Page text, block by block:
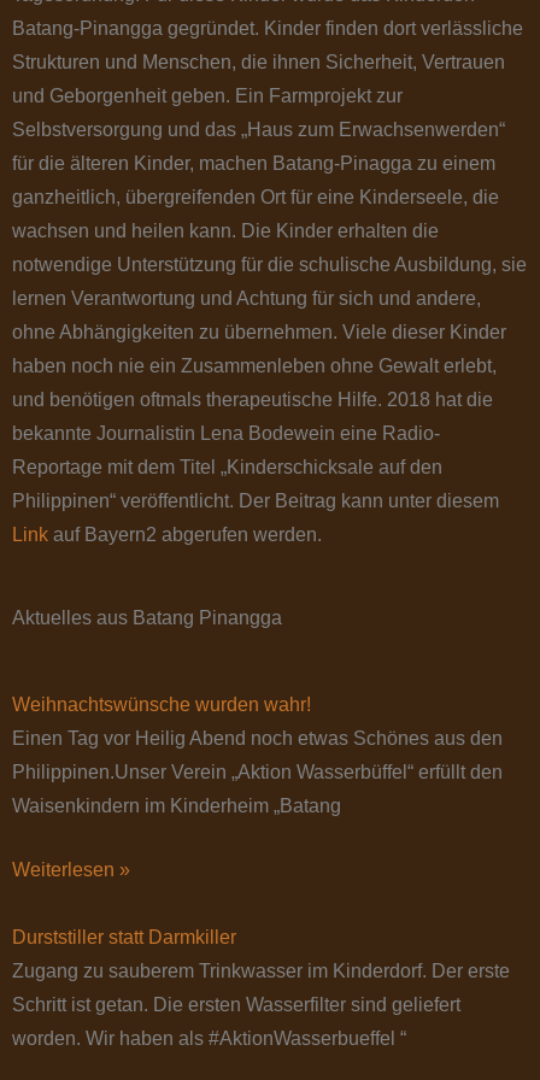
Batang-Pinangga gegründet. Kinder finden dort verlässliche
Strukturen und Menschen, die ihnen Sicherheit, Vertrauen
und Geborgenheit geben. Ein Farmprojekt zur
Selbstversorgung und das „Haus zum Erwachsenwerden“
für die älteren Kinder, machen Batang-Pinagga zu einem
ganzheitlich, übergreifenden Ort für eine Kinderseele, die
wachsen und heilen kann. Die Kinder erhalten die
notwendige Unterstützung für die schulische Ausbildung, sie
lernen Verantwortung und Achtung für sich und andere,
ohne Abhängigkeiten zu übernehmen. Viele dieser Kinder
haben noch nie ein Zusammenleben ohne Gewalt erlebt,
und benötigen oftmals therapeutische Hilfe. 2018 hat die
bekannte Journalistin Lena Bodewein eine Radio-
Reportage mit dem Titel „Kinderschicksale auf den
Philippinen“ veröffentlicht. Der Beitrag kann unter diesem
Link auf Bayern2 abgerufen werden.
Aktuelles aus Batang Pinangga
Weihnachtswünsche wurden wahr!
Einen Tag vor Heilig Abend noch etwas Schönes aus den
Philippinen.Unser Verein „Aktion Wasserbüffel“ erfüllt den
Waisenkindern im Kinderheim „Batang
Weiterlesen »
Durststiller statt Darmkiller
Zugang zu sauberem Trinkwasser im Kinderdorf. Der erste
Schritt ist getan. Die ersten Wasserfilter sind geliefert
worden. Wir haben als #AktionWasserbueffel “